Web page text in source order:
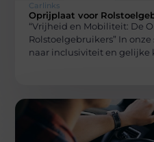
Carlinks
Oprijplaat voor
“Vrijheid en Mobiliteit: De
Rolstoelgebruikers” In
naar inclusiviteit en gelijke